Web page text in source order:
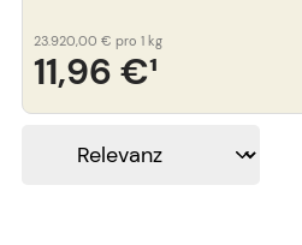
11,96 €¹
23.920,00 € pro 1 kg